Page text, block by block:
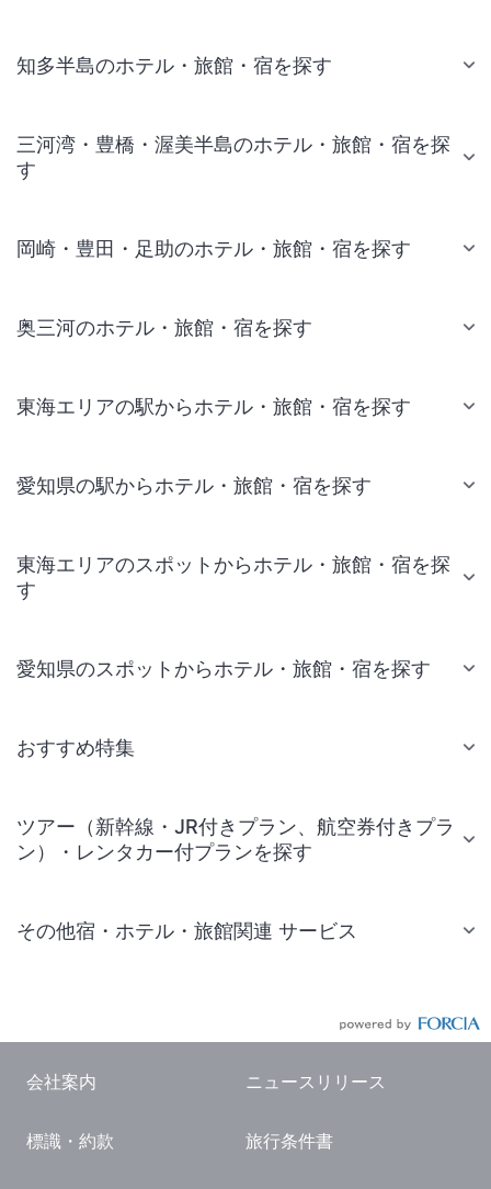
知多半島のホテル・旅館・宿を探す
三河湾・豊橋・渥美半島のホテル・旅館・宿を探
す
岡崎・豊田・足助のホテル・旅館・宿を探す
奥三河のホテル・旅館・宿を探す
東海エリアの駅からホテル・旅館・宿を探す
愛知県の駅からホテル・旅館・宿を探す
東海エリアのスポットからホテル・旅館・宿を探
す
愛知県のスポットからホテル・旅館・宿を探す
おすすめ特集
ツアー（新幹線・JR付きプラン、航空券付きプラ
ン）・レンタカー付プランを探す
その他宿・ホテル・旅館関連 サービス
国内観光ガイド
会社案内 ニュースリリース
標識・約款 旅行条件書